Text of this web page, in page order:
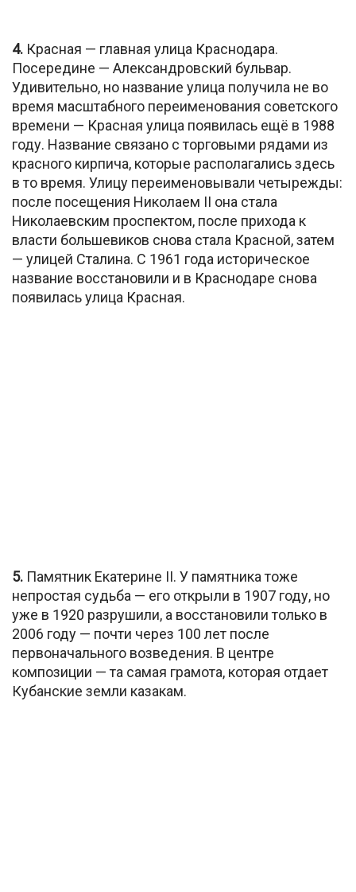
4. Красная — главная улица Краснодара.
Посередине — Александровский бульвар.
Удивительно, но название улица получила не во
время масштабного переименования советского
времени — Красная улица появилась ещё в 1988
году. Название связано с торговыми рядами из
красного кирпича, которые располагались здесь
в то время. Улицу переименовывали четырежды:
после посещения Николаем II она стала
Николаевским проспектом, после прихода к
власти большевиков снова стала Красной, затем
— улицей Сталина. С 1961 года историческое
название восстановили и в Краснодаре снова
появилась улица Красная.
5. Памятник Екатерине II. У памятника тоже
непростая судьба — его открыли в 1907 году, но
уже в 1920 разрушили, а восстановили только в
2006 году — почти через 100 лет после
первоначального возведения. В центре
композиции — та самая грамота, которая отдает
Кубанские земли казакам.